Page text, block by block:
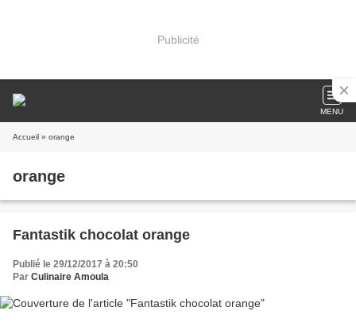
Publicité
MENU
Accueil » orange
orange
Fantastik chocolat orange
Publié le 29/12/2017 à 20:50
Par Culinaire Amoula